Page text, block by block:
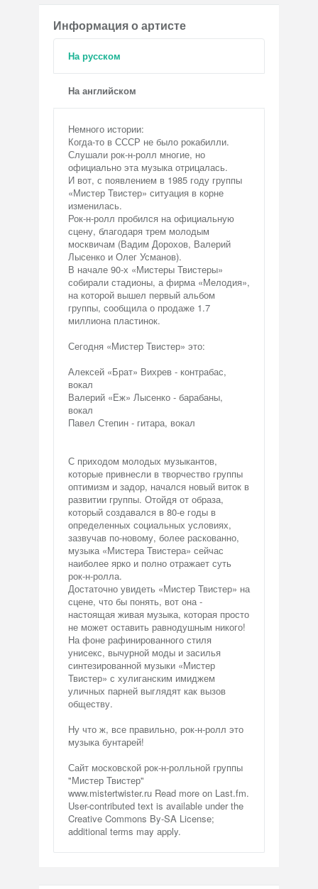
Информация о артисте
На русском
На английском
Немного истории:
Когда-то в СССР не было рокабилли.
Слушали рок-н-ролл многие, но
официально эта музыка отрицалась.
И вот, с появлением в 1985 году группы
«Мистер Твистер» ситуация в корне
изменилась.
Рок-н-ролл пробился на официальную
сцену, благодаря трем молодым
москвичам (Вадим Дорохов, Валерий
Лысенко и Олег Усманов).
В начале 90-х «Мистеры Твистеры»
собирали стадионы, а фирма «Мелодия»,
на которой вышел первый альбом
группы, сообщила о продаже 1.7
миллиона пластинок.
Сегодня «Мистер Твистер» это:
Алексей «Брат» Вихрев - контрабас,
вокал
Валерий «Еж» Лысенко - барабаны,
вокал
Павел Степин - гитара, вокал
С приходом молодых музыкантов,
которые привнесли в творчество группы
оптимизм и задор, начался новый виток в
развитии группы. Отойдя от образа,
который создавался в 80-е годы в
определенных социальных условиях,
зазвучав по-новому, более раскованно,
музыка «Мистера Твистера» сейчас
наиболее ярко и полно отражает суть
рок-н-ролла.
Достаточно увидеть «Мистер Твистер» на
сцене, что бы понять, вот она -
настоящая живая музыка, которая просто
не может оставить равнодушным никого!
На фоне рафинированного стиля
унисекс, вычурной моды и засилья
синтезированной музыки «Мистер
Твистер» с хулиганским имиджем
уличных парней выглядят как вызов
обществу.
Ну что ж, все правильно, рок-н-ролл это
музыка бунтарей!
Сайт московской рок-н-ролльной группы
"Мистер Твистер"
www.mistertwister.ru Read more on Last.fm.
User-contributed text is available under the
Creative Commons By-SA License;
additional terms may apply.